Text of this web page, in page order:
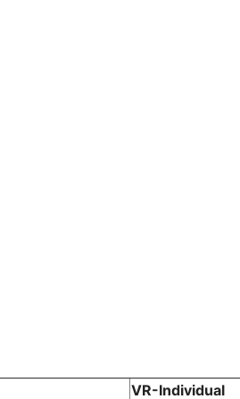
VR-Individual